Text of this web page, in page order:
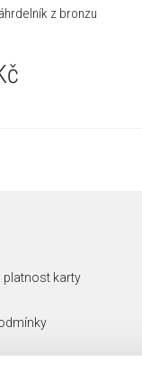
z bronzu
platnost karty